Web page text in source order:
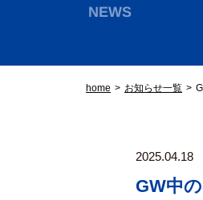
NEWS
home お知らせ一覧
2025.04.18
GW中